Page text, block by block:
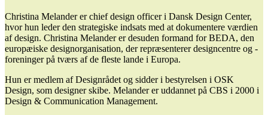
Christina Melander er chief design officer i Dansk Design Center,
hvor hun leder den strategiske indsats med at dokumentere værdien
af design. Christina Melander er desuden formand for BEDA, den
europæiske designorganisation, der repræsenterer designcentre og -
foreninger på tværs af de fleste lande i Europa.
Hun er medlem af Designrådet og sidder i bestyrelsen i OSK
Design, som designer skibe. Melander er uddannet på CBS i 2000 i
Design & Communication Management.